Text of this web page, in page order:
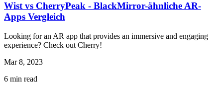
Wist vs CherryPeak - BlackMirror-ähnliche AR-
Apps Vergleich
Looking for an AR app that provides an immersive and engaging
experience? Check out Cherry!
Mar 8, 2023
6 min read